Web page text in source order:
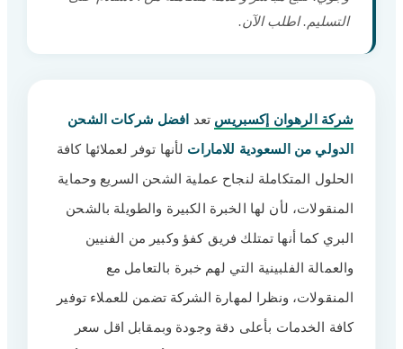
التسليم. اطلب الآن.
شركة الرهوان إكسبريس تعد افضل شركات الشحن
الدولي من السعودية للامارات لأنها توفر لعملائها كافة
الحلول المتكاملة لنجاح عملية الشحن السريع وحماية
المنقولات، لأن لها الخبرة الكبيرة والطويلة بالشحن
البري كما أنها تمتلك فريق كفؤ وكبير من الفنيين
والعمالة الفلبينية التي لهم خبرة بالتعامل مع
المنقولات، ونظرا لمهارة الشركة تضمن للعملاء توفير
كافة الخدمات بأعلى دقة وجودة وبمقابل اقل سعر